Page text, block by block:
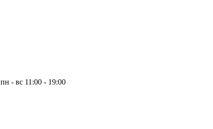
пн - вс 11:00 - 19:00